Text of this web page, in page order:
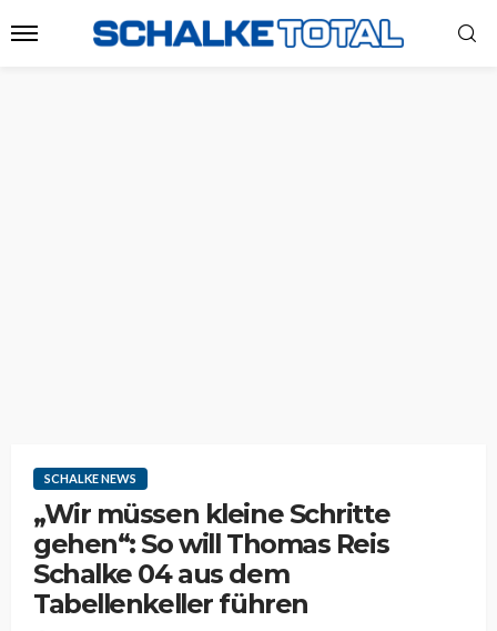
SCHALKE NEWS
„Wir müssen kleine Schritte
gehen“: So will Thomas Reis
Schalke 04 aus dem
Tabellenkeller führen